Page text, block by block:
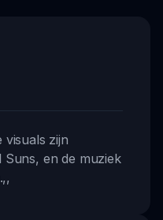
zijn
en de muziek
,,